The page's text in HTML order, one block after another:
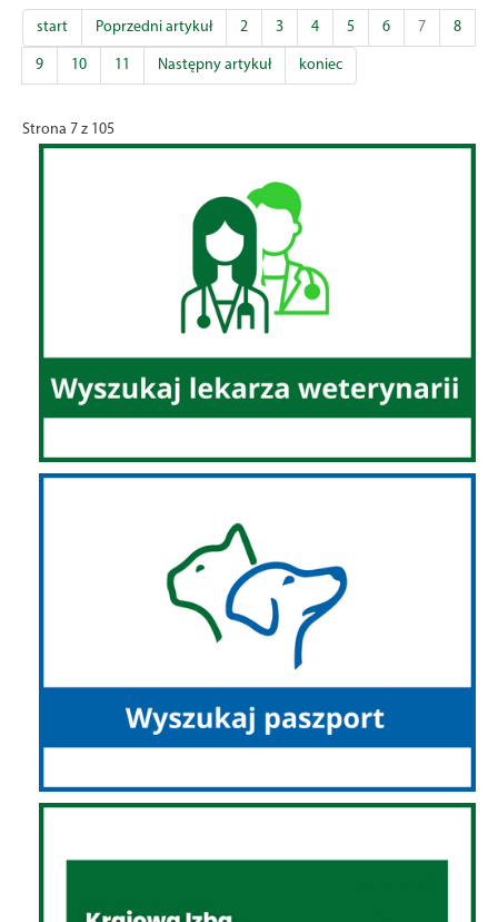
start Poprzedni artykuł 2 3 4 5 6 7 8
9 10 11 Następny artykuł koniec
Strona 7 z 105